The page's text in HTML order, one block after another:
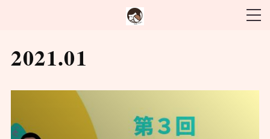
2021.01